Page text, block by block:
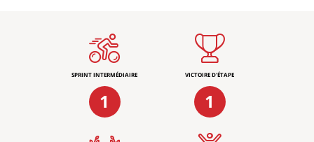
SPRINT INTERMÉDIAIRE
1
VICTOIRE D'ÉTAPE
1